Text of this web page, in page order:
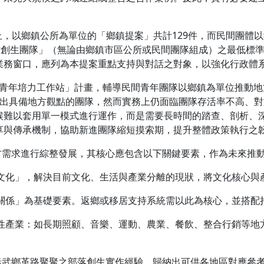
以鄉鎮公所為單位的「鄉鎮提案」共計129件，而民間團體
生團隊」（無論由鄉鎮市區公所或民間團隊組成）之最低標
窗口，應列為本提案重點支持與對話之對象，以強化行政體
年培力工作站」計畫，輔導民間青年團隊以鄉鎮為單位推動
具備地方觀點的團隊，然而實務上仍面臨團隊存活率不高、
以套用單一模式進行運作，而是需要長時間的踏查、剖析
傳承機制，協助新進團隊縮短摸索期，提升整體政策執行之
求進行綜整發展，其核心應包含以下關鍵要素，作為未來推
」，解決目前文化、生活與產業分離的現狀，將文化核心
」為基礎要素。返鄉或移居支持系統需以此為核心，並搭
業：如長期照顧、音樂、運動、農業、餐飲、整合行銷等